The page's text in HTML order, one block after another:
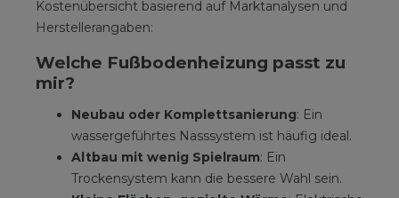
Kostenübersicht basierend auf Marktanalysen und
Herstellerangaben:
Welche Fußbodenheizung passt zu
mir?
Neubau oder Komplettsanierung: Ein
wassergeführtes Nasssystem ist häufig ideal.
Altbau mit wenig Spielraum: Ein
Trockensystem kann die bessere Wahl sein.